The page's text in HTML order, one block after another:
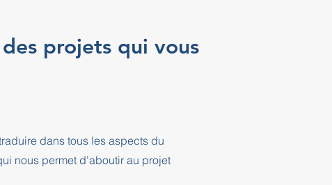
projets qui vous
dans tous les aspects du
nous permet d'aboutir au projet